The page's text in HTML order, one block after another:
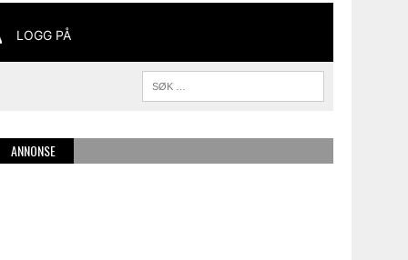
LOGG PÅ
ANNONSE